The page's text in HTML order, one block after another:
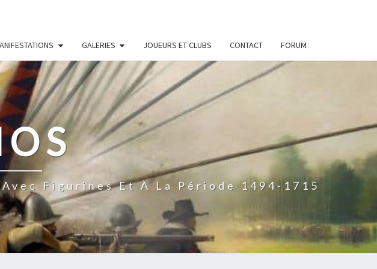
GALERIES JOUEURS ET CLUBS CONTACT FORUM
Figurines Et À La Période 1494-1715